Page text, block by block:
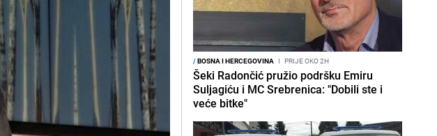
/BOSNA I HERCEGOVINA I PRIJE OKO 2H
Šeki Radončić pružio podršku Emiru
Suljagiću i MC Srebrenica: "Dobili ste i
veće bitke"